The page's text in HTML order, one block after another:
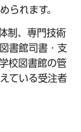
られます。
制、専門技術
書館司書・支
校図書館の管
ている受注者